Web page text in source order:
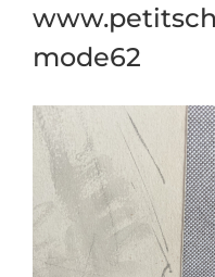
mode62